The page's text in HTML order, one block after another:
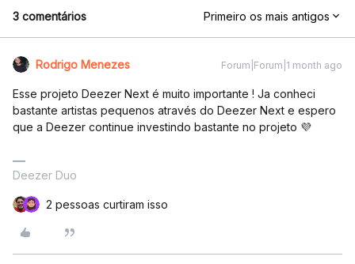
3 comentários Primeiro os mais antigos
Rodrigo Menezes Forum|Forum|1 month ago
Esse projeto Deezer Next é muito importante ! Ja conheci
bastante artistas pequenos através do Deezer Next e espero
que a Deezer continue investindo bastante no projeto 💜
Deezer Duo
2 pessoas curtiram isso